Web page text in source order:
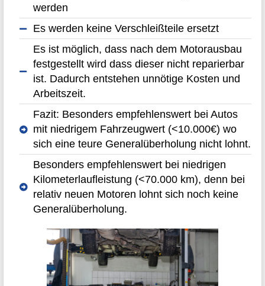
werden
Es werden keine Verschleißteile ersetzt
Es ist möglich, dass nach dem Motorausbau
festgestellt wird dass dieser nicht reparierbar
ist. Dadurch entstehen unnötige Kosten und
Arbeitszeit.
Fazit: Besonders empfehlenswert bei Autos
mit niedrigem Fahrzeugwert (<10.000€) wo
sich eine teure Generalüberholung nicht lohnt.
Besonders empfehlenswert bei niedrigen
Kilometerlaufleistung (<70.000 km), denn bei
relativ neuen Motoren lohnt sich noch keine
Generalüberholung.